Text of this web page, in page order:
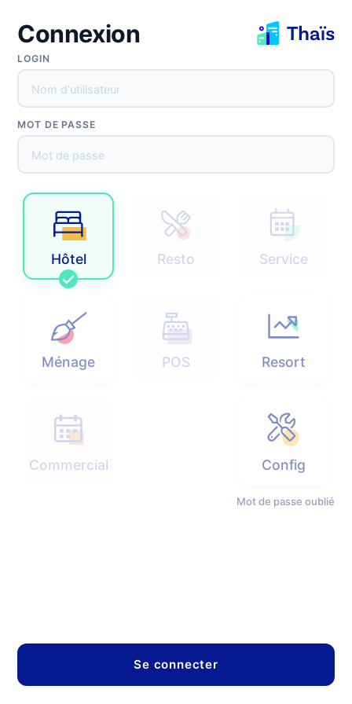
Connexion
LOGIN
MOT DE PASSE
Hôtel Resto Service
Ménage POS Resort
Commercial Config
Mot de passe oublié
Réinitialisation du mot de passe
Envoyer
Retour
Se connecter